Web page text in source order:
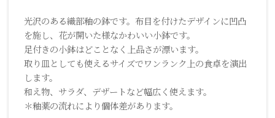
光沢のある織部釉の鉢です。布目を付けたデザインに凹凸
を施し、花が開いた様なかわいい小鉢です。
足付きの小鉢はどことなく上品さが漂います。
取り皿としても使えるサイズでワンランク上の食卓を演出
します。
和え物、サラダ、デザートなど幅広く使えます。
＊釉薬の流れにより個体差があります。